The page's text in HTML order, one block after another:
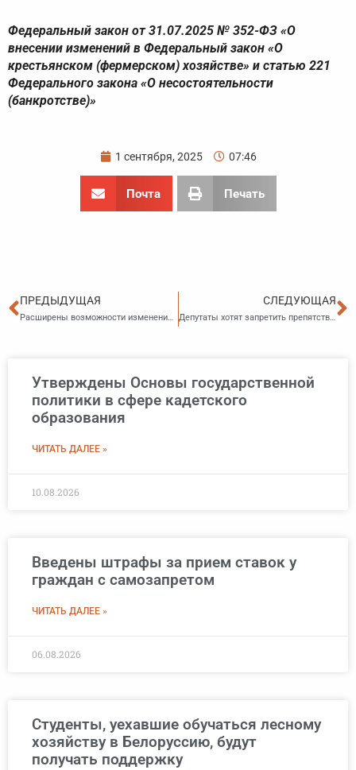
Федеральный закон от 31.07.2025 № 352-ФЗ «О
внесении изменений в Федеральный закон «О
крестьянском (фермерском) хозяйстве» и статью 221
Федерального закона «О несостоятельности
(банкротстве)»
1 сентября, 2025 07:46
Почта Печать
Пред
ПРЕДЫДУЩАЯ
Расширены возможности изменения существенных условий контрактов
СЛЕДУЮЩАЯ
Депутаты хотят запретить препятствовать отлову бездомных животных
Утверждены Основы государственной
политики в сфере кадетского
образования
ЧИТАТЬ ДАЛЕЕ »
10.08.2026
Введены штрафы за прием ставок у
граждан с самозапретом
ЧИТАТЬ ДАЛЕЕ »
06.08.2026
Студенты, уехавшие обучаться лесному
хозяйству в Белоруссию, будут
получать поддержку